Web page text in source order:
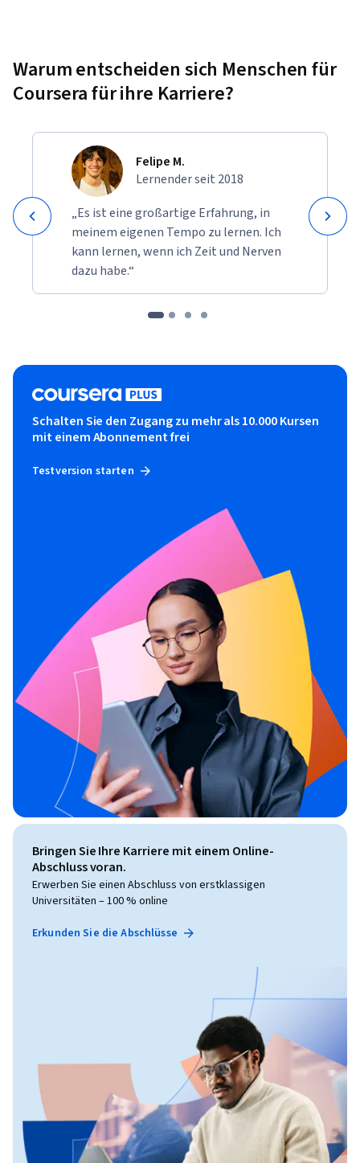
Warum entscheiden sich Menschen für
Coursera für ihre Karriere?
Felipe M.
Lernender seit 2018
„Es ist eine großartige Erfahrung, in
meinem eigenen Tempo zu lernen. Ich
kann lernen, wenn ich Zeit und Nerven
dazu habe.“
Schalten Sie den Zugang zu mehr als 10.000 Kursen
mit einem Abonnement frei
Testversion starten
Bringen Sie Ihre Karriere mit einem Online-
Abschluss voran.
Erwerben Sie einen Abschluss von erstklassigen
Universitäten – 100 % online
Erkunden Sie die Abschlüsse